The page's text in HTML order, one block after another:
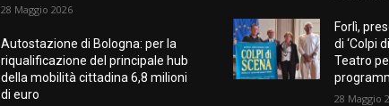
28 Maggio 2026
Autostazione di Bologna: per la
riqualificazione del principale hub
della mobilità cittadina 6,8 milioni
di euro
Forlì,
di ‘Colpi
Teatro
28 Maggio